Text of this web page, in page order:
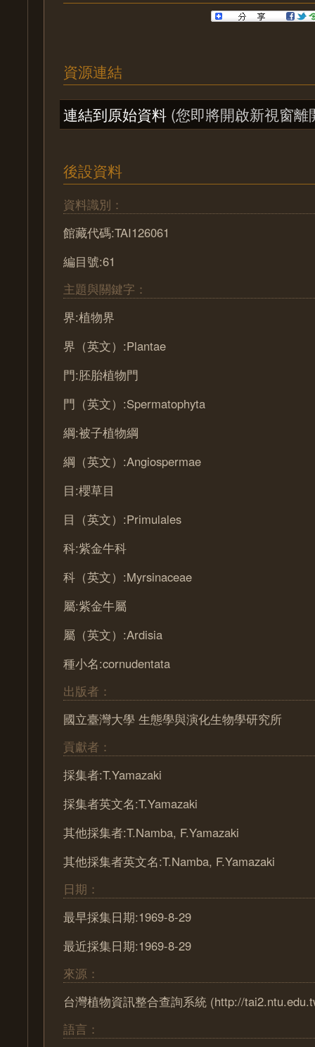
資源連結
連結到原始資料 (您即將開啟新視窗離
後設資料
資料識別：
館藏代碼:TAI126061
編目號:61
主題與關鍵字：
界:植物界
界（英文）:Plantae
門:胚胎植物門
門（英文）:Spermatophyta
綱:被子植物綱
綱（英文）:Angiospermae
目:櫻草目
目（英文）:Primulales
科:紫金牛科
科（英文）:Myrsinaceae
屬:紫金牛屬
屬（英文）:Ardisia
種小名:cornudentata
出版者：
國立臺灣大學 生態學與演化生物學研究所
貢獻者：
採集者:T.Yamazaki
採集者英文名:T.Yamazaki
其他採集者:T.Namba, F.Yamazaki
其他採集者英文名:T.Namba, F.Yamazaki
日期：
最早採集日期:1969-8-29
最近採集日期:1969-8-29
來源：
台灣植物資訊整合查詢系統 (http://
語言：